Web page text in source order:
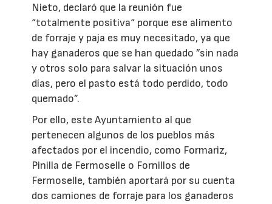
Nieto, declaró que la reunión fue
“totalmente positiva“ porque ese alimento
de forraje y paja es muy necesitado, ya que
hay ganaderos que se han quedado ”sin nada
y otros solo para salvar la situación unos
días, pero el pasto está todo perdido, todo
quemado”.
Por ello, este Ayuntamiento al que
pertenecen algunos de los pueblos más
afectados por el incendio, como Formariz,
Pinilla de Fermoselle o Fornillos de
Fermoselle, también aportará por su cuenta
dos camiones de forraje para los ganaderos